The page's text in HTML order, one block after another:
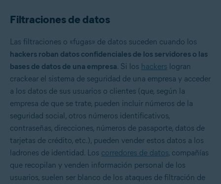
Filtraciones de datos
Las filtraciones o «fugas» de datos suceden cuando los
hackers roban datos confidenciales de los servidores o las
bases de datos de una empresa. Si los hackers logran
crackear el sistema de seguridad de una empresa y acceder
a los datos de sus usuarios o clientes (que, según la
empresa de que se trate, pueden incluir números de la
seguridad social, otros números identificativos,
contraseñas, direcciones, números de pasaporte, datos de
tarjetas de crédito, etc.), pueden vender estos datos a los
ladrones de identidad. Los corredores de datos, compañías
que recopilan y venden información personal de los
usuarios, suelen ser blanco de los ataques de filtración de